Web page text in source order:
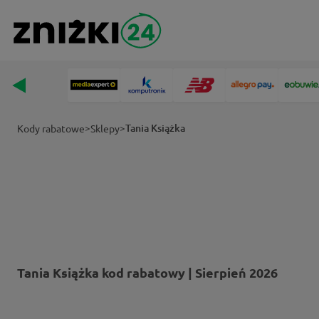
Kody rabatowe>Sklepy>Tania Książka
Tania Książka kod rabatowy | Sierpień 2026